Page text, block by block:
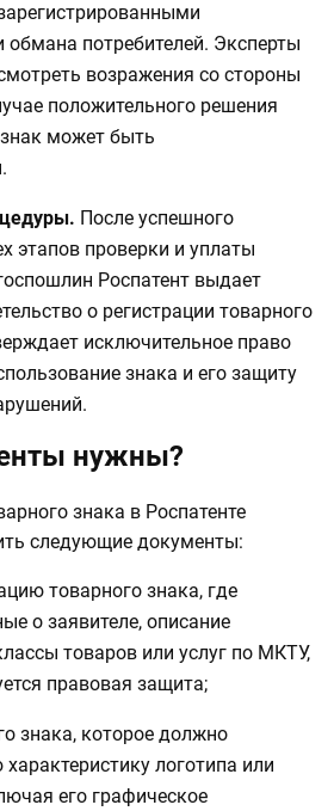
обмана потребителей. Эксперты
возражения со стороны
положительного решения
может быть
После успешного
этапов проверки и уплаты
Роспатент выдает
о регистрации товарного
исключительное право
знака и его защиту
нужны?
знака в Роспатенте
следующие документы:
товарного знака, где
о заявителе, описание
товаров или услуг по МКТУ,
правовая защита;
знака, которое должно
логотипа или
его графическое